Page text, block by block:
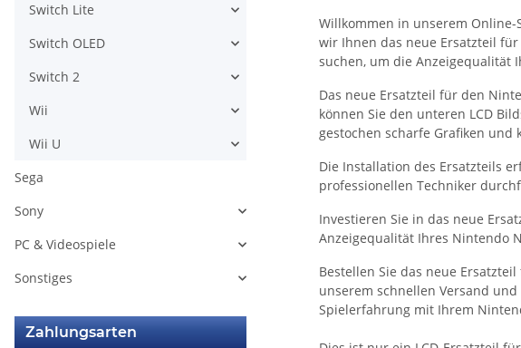
Willkommen in unserem
wir Ihnen das neue Ersatzteil für
suchen, um die Anzeigequalität
Das neue Ersatzteil für den
können Sie den unteren LCD
gestochen scharfe Grafiken und
Die Installation des Ersatzteils
professionellen Techniker
Investieren Sie in das neue
Anzeigequalität Ihres Nintendo
Bestellen Sie das neue
unserem schnellen Versand
Spielerfahrung mit Ihrem
Switch Lite
Switch OLED
Switch 2
Wii
Wii U
Sega
Sony
PC & Videospiele
Sonstiges
Zahlungsarten